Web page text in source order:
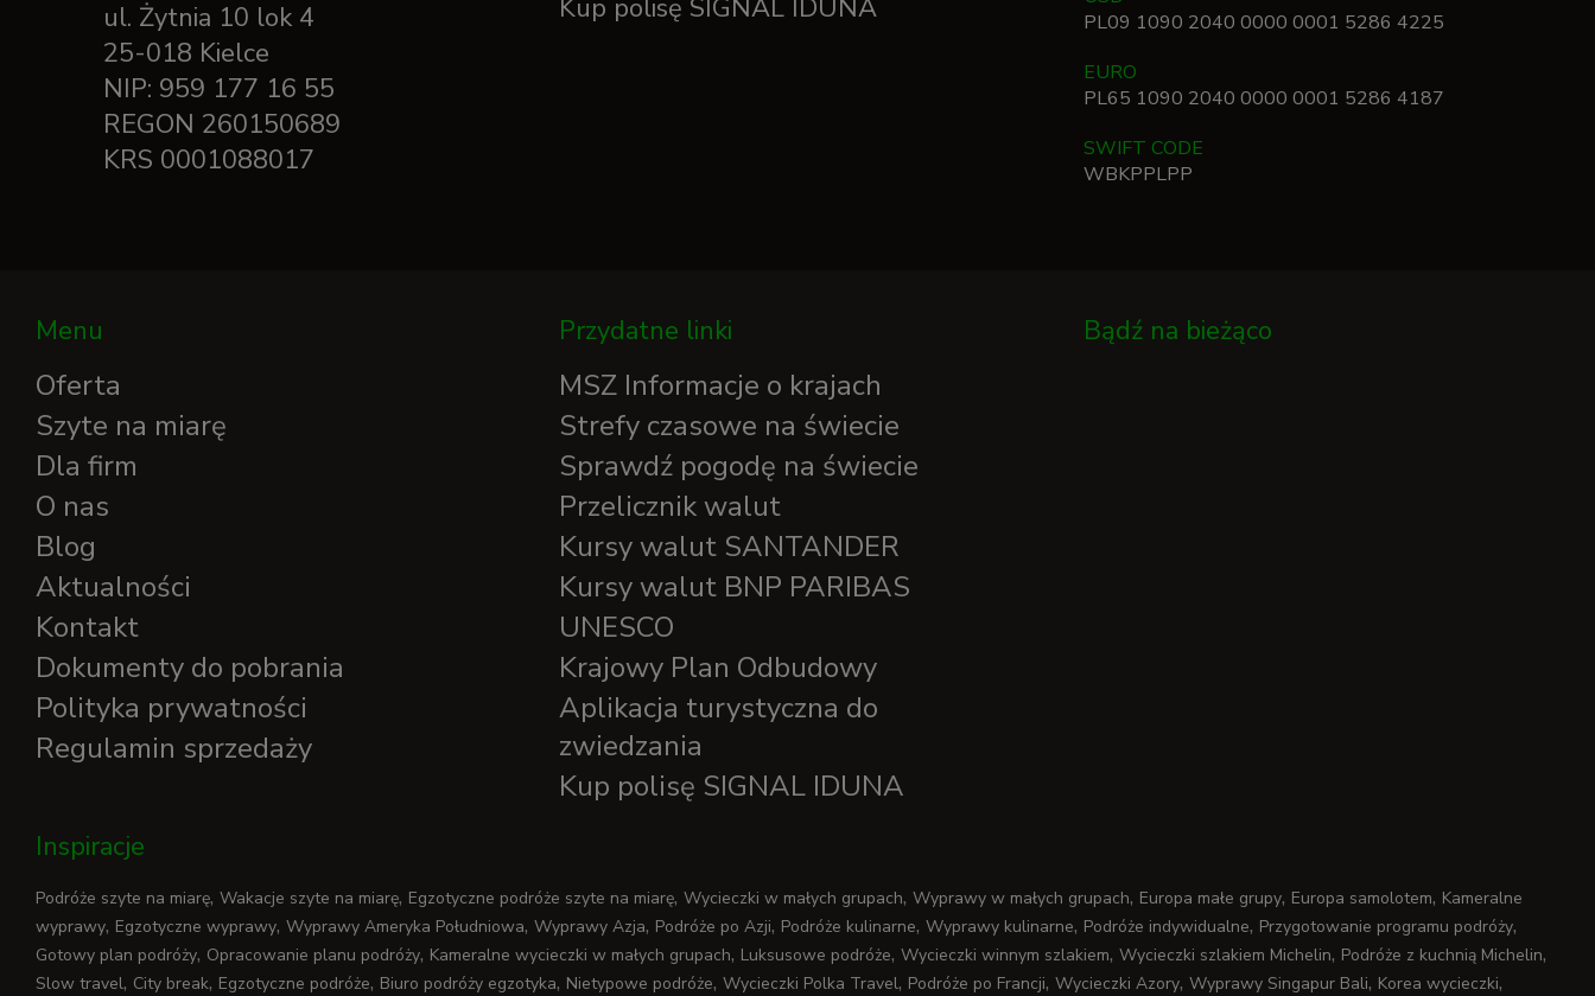
ul. Żytnia 10 lok 4
25-018 Kielce
NIP: 959 177 16 55
REGON 260150689
KRS 0001088017
Kup polisę SIGNAL IDUNA
PL09 1090 2040 0000 0001 5286 4225
EURO
PL65 1090 2040 0000 0001 5286 4187
SWIFT CODE
WBKPPLPP
Menu
Oferta
Szyte na miarę
Dla firm
O nas
Blog
Aktualności
Kontakt
Dokumenty do pobrania
Polityka prywatności
Regulamin sprzedaży
Przydatne linki
MSZ Informacje o krajach
Strefy czasowe na świecie
Sprawdź pogodę na świecie
Przelicznik walut
Kursy walut SANTANDER
Kursy walut BNP PARIBAS
UNESCO
Krajowy Plan Odbudowy
Aplikacja turystyczna do
zwiedzania
Kup polisę SIGNAL IDUNA
Bądź na bieżąco
Inspiracje
Podróże szyte na miarę, Wakacje szyte na miarę, Egzotyczne podróże szyte na miarę, Wycieczki w małych grupach, Wyprawy w małych grupach, Europa małe grupy, Europa samolotem, Kameralne
wyprawy, Egzotyczne wyprawy, Wyprawy Ameryka Południowa, Wyprawy Azja, Podróże po Azji, Podróże kulinarne, Wyprawy kulinarne, Podróże indywidualne, Przygotowanie programu podróży,
Gotowy plan podróży, Opracowanie planu podróży, Kameralne wycieczki w małych grupach, Luksusowe podróże, Wycieczki winnym szlakiem, Wycieczki szlakiem Michelin, Podróże z kuchnią Michelin,
Slow travel, City break, Egzotyczne podróże, Biuro podróży egzotyka, Nietypowe podróże, Wycieczki Polka Travel, Podróże po Francji, Wycieczki Azory, Wyprawy Singapur Bali, Korea wycieczki,